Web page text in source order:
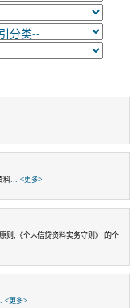
料 ... <更多>
则,《个人信贷资料实务守则》 的个
... <更多>